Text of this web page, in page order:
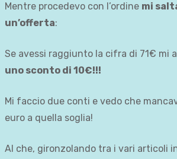
Mentre procedevo con l’ordine mi
un’offerta:
Se avessi raggiunto la cifra di 71€ mi
uno sconto di 10€!!!
Mi faccio due conti e vedo che
euro a quella soglia!
Al che, gironzolando tra i vari articoli